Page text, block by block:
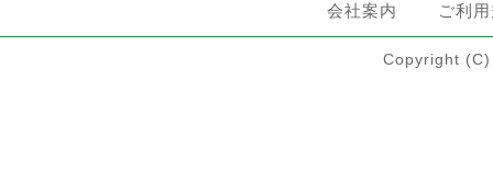
会社案内 ご利
Copyright